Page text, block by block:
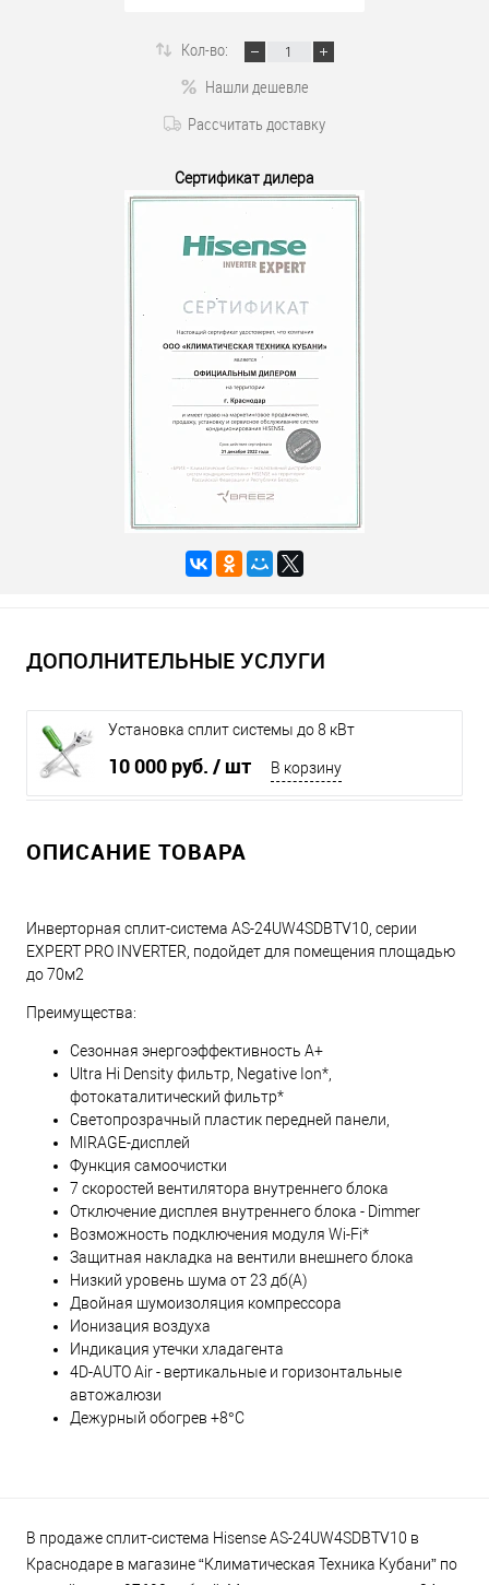
Кол-во:
Нашли дешевле
Рассчитать доставку
Сертификат дилера
ДОПОЛНИТЕЛЬНЫЕ УСЛУГИ
Установка сплит системы до 8 кВт
10 000 руб. / шт В корзину
ОПИСАНИЕ ТОВАРА
Инверторная сплит-система AS-24UW4SDBTV10, серии
EXPERT PRO INVERTER, подойдет для помещения площадью
до 70м2
Преимущества:
Сезонная энергоэффективность A+
Ultra Hi Density фильтр, Negative Ion*,
фотокаталитический фильтр*
Светопрозрачный пластик передней панели,
MIRAGE-дисплей
Функция самоочистки
7 скоростей вентилятора внутреннего блока
Отключение дисплея внутреннего блока - Dimmer
Возможность подключения модуля Wi-Fi*
Защитная накладка на вентили внешнего блока
Низкий уровень шума от 23 дб(А)
Двойная шумоизоляция компрессора
Ионизация воздуха
Индикация утечки хладагента
4D-AUTO Air - вертикальные и горизонтальные
автожалюзи
Дежурный обогрев +8°С
В продаже сплит-система Hisense AS-24UW4SDBTV10 в
Краснодаре в магазине “Климатическая Техника Кубани” по